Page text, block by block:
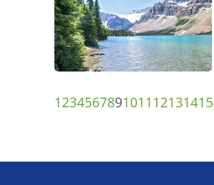
1234567891011 12131415